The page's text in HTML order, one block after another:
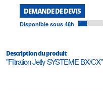
DEMANDE DE DEVIS
Disponible sous 48h
Description du produit
"Filtration Jetly SYSTEME BX/CX"